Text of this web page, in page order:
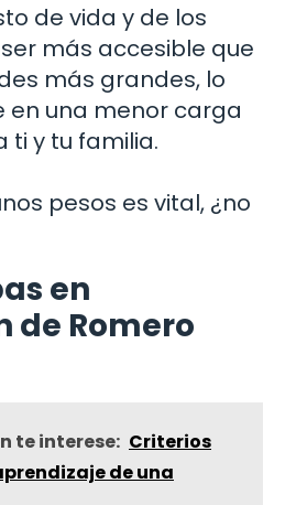
de vida y de los
más accesible que
más grandes, lo
en una menor carga
ti y tu familia.
pesos es vital, ¿no
en
de Romero
te interese: Criterios
de una